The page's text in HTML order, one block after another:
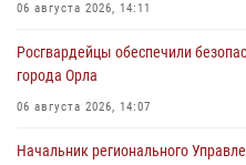
06 августа 2026, 14:11
Росгвардейцы обеспечили
города Орла
06 августа 2026, 14:07
Начальник регионального